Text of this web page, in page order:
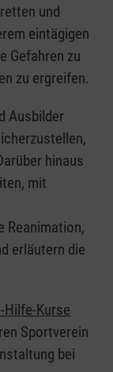
und
eintägigen
Gefahren zu
zu ergreifen.
Ausbilder
hinaus
mit
Reanimation,
erläutern die
Hilfe-Kurse
Sportverein
bei